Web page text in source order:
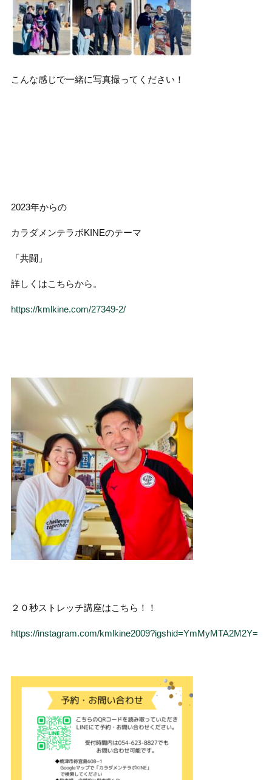
こんな感じで一緒に写真撮ってください！
2023年からの
カラダメンテラボKINEのテーマ
「共闘」
詳しくはこちらから。
https://kmlkine.com/27349-2/
２０秒ストレッチ講座はこちら！！
https://instagram.com/kmlkine2009?igshid=YmMyMTA2M2Y=